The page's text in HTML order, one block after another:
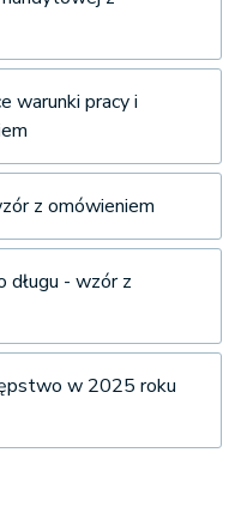
warunki pracy i
z omówieniem
długu - wzór z
w 2025 roku